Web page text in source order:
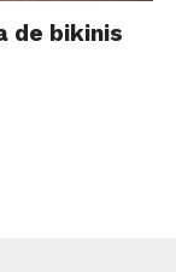
de bikinis